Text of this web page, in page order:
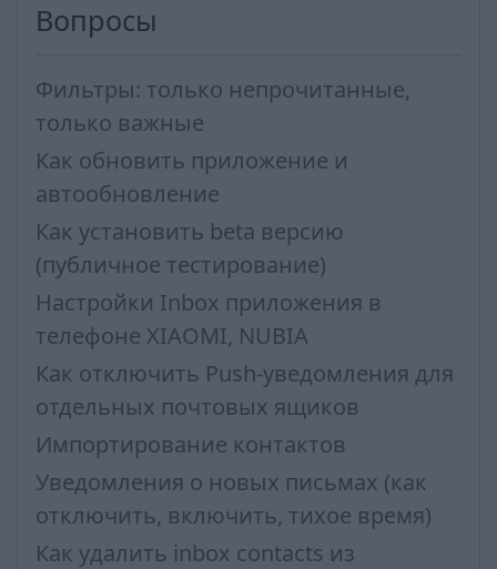
Вопросы
Фильтры: только непрочитанные,
только важные
Как обновить приложение и
автообновление
Как установить beta версию
(публичное тестирование)
Настройки Inbox приложения в
телефоне XIAOMI, NUBIA
Как отключить Push-уведомления для
отдельных почтовых ящиков
Импортирование контактов
Уведомления о новых письмах (как
отключить, включить, тихое время)
Как удалить inbox contacts из